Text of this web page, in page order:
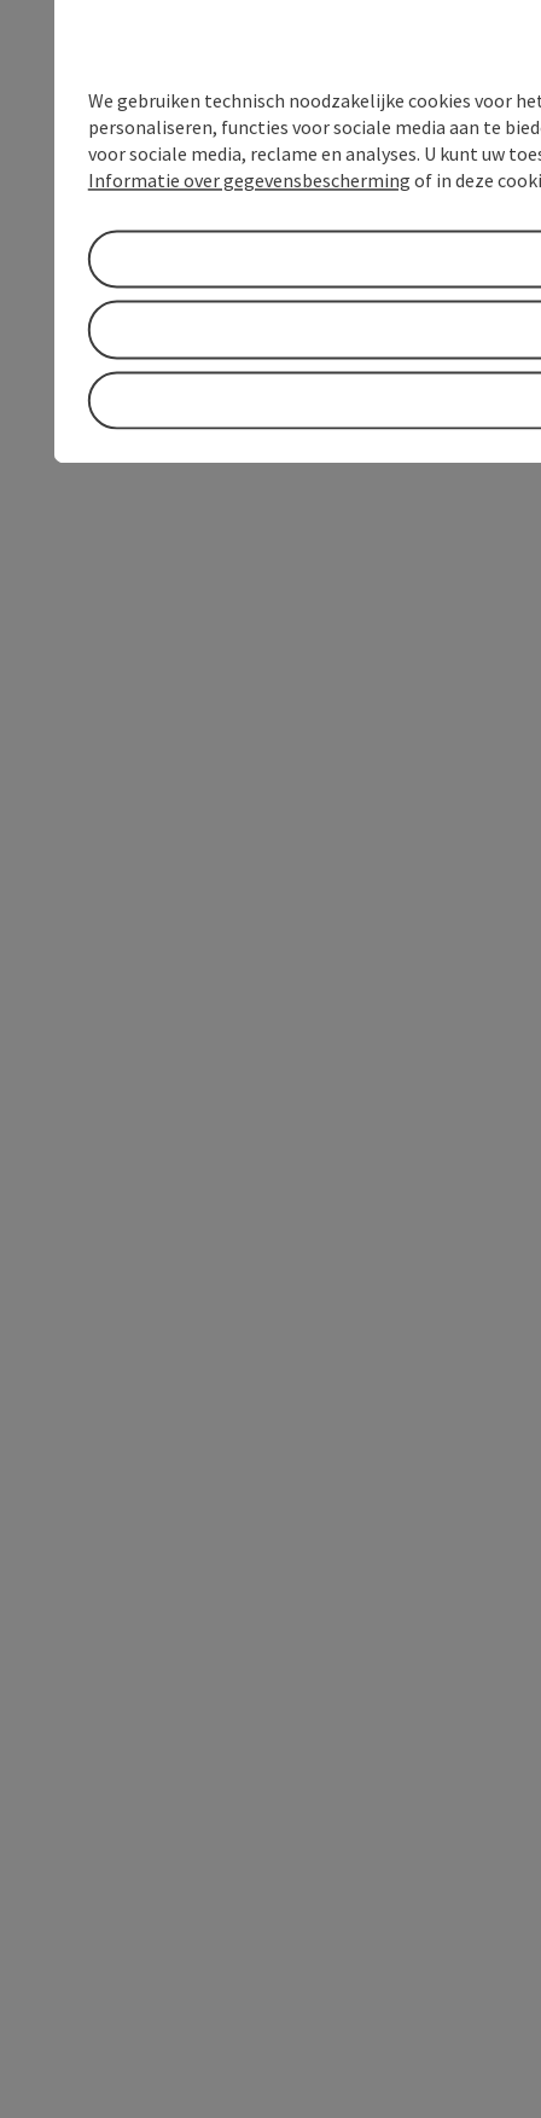
We gebruiken technisch noodzakelijke cookies voor
personaliseren, functies voor sociale media aan te
voor sociale media, reclame en analyses. U kunt uw
Informatie over gegevensbescherming of in deze